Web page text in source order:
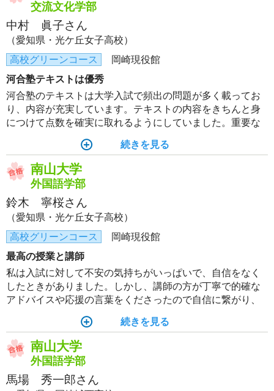
交流文化学部
中村 眞子さん
（愛知県・光ケ丘女子高校）
高校グリーンコース
岡崎現役館
河合塾テキストは優秀
河合塾のテキストは大学入試で頻出の問題が多く載ってお
り、内容が充実しています。テキストの内容をきちんと身
につけて点数を確実に取れるようにしていました。重要な
トのみで対策は十分だと思っています。テキストに載って
いる問題も良問ばかりです。
続きを見る
南山大学
外国語学部
鈴木 寧桜さん
（愛知県・光ケ丘女子高校）
高校グリーンコース
岡崎現役館
最高の授業と講師
私は入試に対して不安の気持ちがいっぱいで、自信をなく
したときがありました。しかし、講師の方が丁寧で的確な
アドバイスや応援の言葉をくださったので自信に繋がり、
や相談がしやすい雰囲気で心強く、受講するたびに自分の
成長を目に見えて感じました。
続きを見る
南山大学
外国語学部
馬場 秀一郎さん